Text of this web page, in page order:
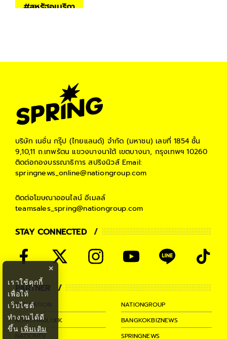
#สหรัฐอเมริกา
บริษัท เนชั่น กรุ๊ป (ไทยแลนด์) จำกัด (มหาชน) เลขที่ 1854 ชั้น
9,10,11 ถ.เทพรัตน แขวงบางนาใต้ เขตบางนา, กรุงเทพฯ 10260
ติดต่อกองบรรณาธิการ สปริงนิวส์Email:
springnews_online@nationgroup.com
ติดต่อโฆษณาออนไลน์ อีเมลล์
teamsales_spring@nationgroup.com
STAY CONNECTED
PARTNER
THE NATION
NATIONGROUP
KOMCHADLUEK
BANGKOKBIZNEWS
NATIONTV
SPRINGNEWS
×
เราใช้คุกกี้
เพื่อให้
เว็บไซต์
ทำงานได้ดี
ขึ้น เพิ่มเติม